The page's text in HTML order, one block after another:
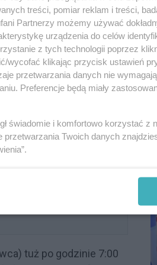
tuż po godzinie 7:00
treści, pomiar reklam i treści,
Partnerzy możemy używać
urządzenia do celów
z tych technologii poprzez
wycofać klikając przycisk ustawień
przetwarzania danych nie
Preferencje będą miały
świadomie i komfortowo korzystać z
przetwarzania Twoich danych